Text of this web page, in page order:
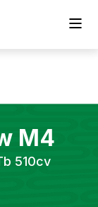
M4
510cv